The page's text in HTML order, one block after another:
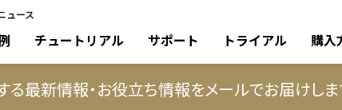
ュース
チュートリアル サポート トライアル 購入
る最新情報・お役立ち情報をメールでお届けしま